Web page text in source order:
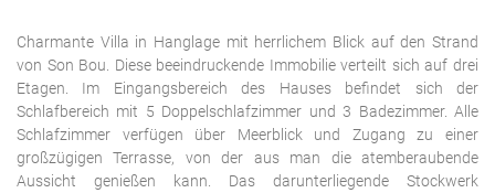
Charmante Villa in Hanglage mit herrlichem Blick auf den Strand
von Son Bou. Diese beeindruckende Immobilie verteilt sich auf drei
Etagen. Im Eingangsbereich des Hauses befindet sich der
Schlafbereich mit 5 Doppelschlafzimmer und 3 Badezimmer. Alle
Schlafzimmer verfügen über Meerblick und Zugang zu einer
großzügigen Terrasse, von der aus man die atemberaubende
Aussicht genießen kann. Das darunterliegende Stockwerk